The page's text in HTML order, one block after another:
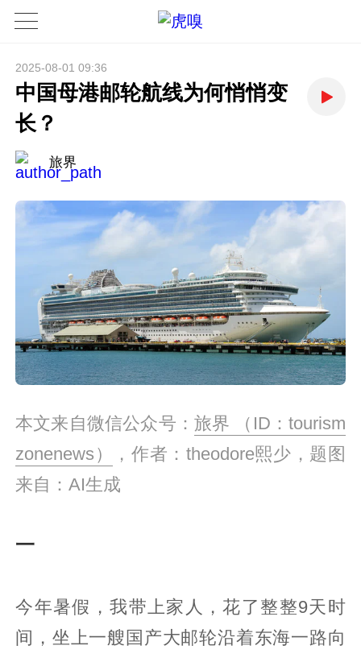
2025-08-01 09:36
中国母港邮轮航线为何悄悄变
长？
旅界
本文来自微信公众号： 旅界 （ID：tourism
zonenews）
，作者：theodore熙少，题图
来自：AI生成
一
今年暑假，我带上家人，花了整整9天时
间，坐上一艘国产大邮轮沿着东海一路向